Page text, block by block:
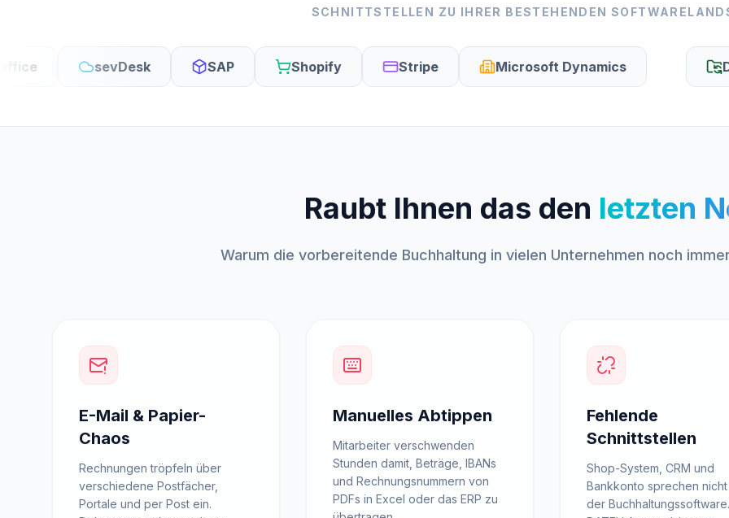
SCHNITTSTELLEN ZU IHRER BESTEHENDEN
sevDesk Shopify Stripe Microsoft Dynamics DATEV
Raubt Ihnen das den letzten
Raubt Ihnen das den letzten
Warum die vorbereitende Buchhaltung in vielen Unternehmen noch
E-Mail & Papier-
Chaos
Rechnungen tröpfeln über
verschiedene Postfächer,
Portale und per Post ein.
Manuelles Abtippen
Mitarbeiter verschwenden
Stunden damit, Beträge, IBANs
und Rechnungsnummern von
PDFs in Excel oder das ERP zu
Fehlende
Schnittstellen
Shop-System, CRM und
Bankkonto sprechen nicht
der